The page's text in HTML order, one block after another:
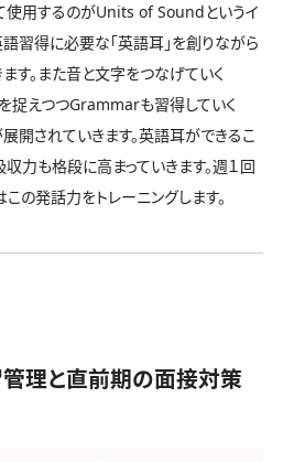
使用するのがUnits of Soundというイ
習得に必要な「英語耳」を創りながら
す。また音と文字をつなげていく
捉えつつGrammarも習得していく
開されていきます。英語耳ができるこ
収力も格段に高まっていきます。週１回
の発話力をトレーニングします。
理と直前期の面接対策